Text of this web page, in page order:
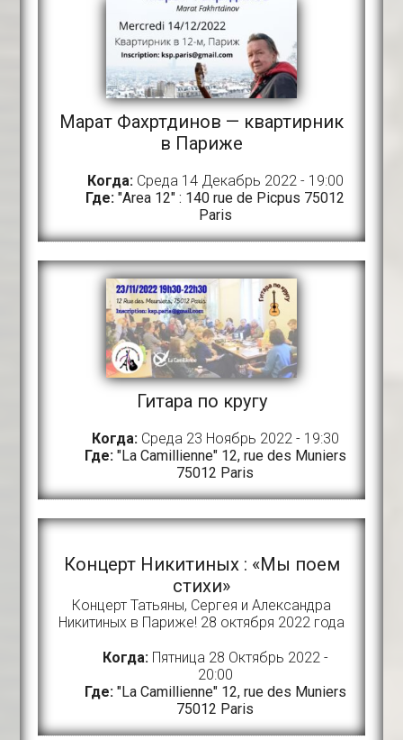
Марат Фахртдинов — квартирник
в Париже
Когда:Среда 14 Декабрь 2022 - 19:00
Где: "Area 12" : 140 rue de Picpus 75012
Paris
Гитара по кругу
Когда:Среда 23 Ноябрь 2022 - 19:30
Где: "La Camillienne" 12, rue des Muniers
75012 Paris
Концерт Никитиных : «Мы поем
стихи»
Концерт Татьяны, Сергея и Александра
Никитиных в Париже! 28 октября 2022 года
Когда:Пятница 28 Октябрь 2022 -
20:00
Где: "La Camillienne" 12, rue des Muniers
75012 Paris